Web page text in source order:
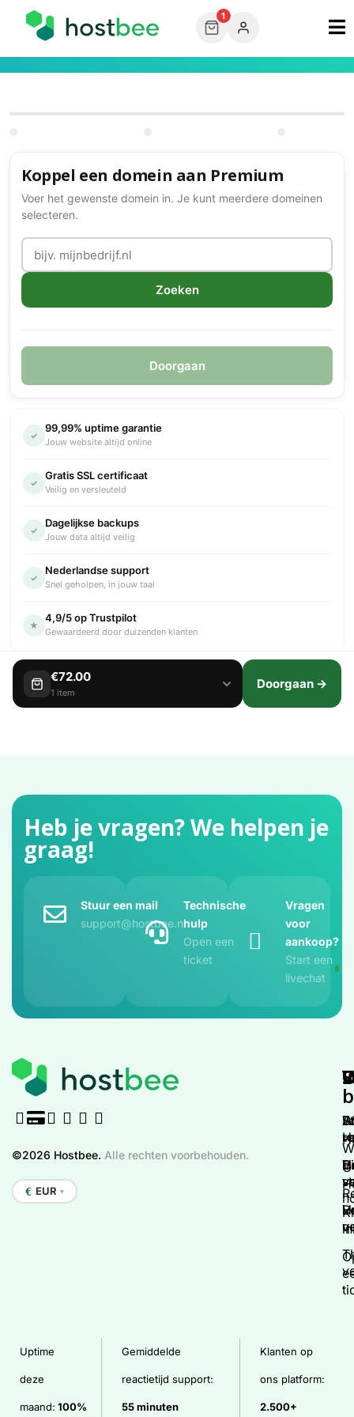
1
Koppel een domein aan Premium
Voer het gewenste domein in. Je kunt meerdere domeinen
selecteren.
Zoeken
Doorgaan
✓
99,99% uptime garantie
Jouw website altijd online
✓
Gratis SSL certificaat
Veilig en versleuteld
✓
Dagelijkse backups
Jouw data altijd veilig
✓
Nederlandse support
Snel geholpen, in jouw taal
★
4,9/5 op Trustpilot
Gewaardeerd door duizenden klanten
€72.00
1 item
Doorgaan →
Heb je vragen? We helpen je
graag!
Stuur een mail
support@hostbee.nl
Technische
hulp
Open een
ticket
Vragen
voor
aankoop?
Start een
livechat
©2026 Hostbee. Alle rechten voorbehouden.
€ EUR ▼
Uptime
deze
maand: 100%
Gemiddelde
reactietijd support:
55 minuten
Klanten op
ons platform:
2.500+